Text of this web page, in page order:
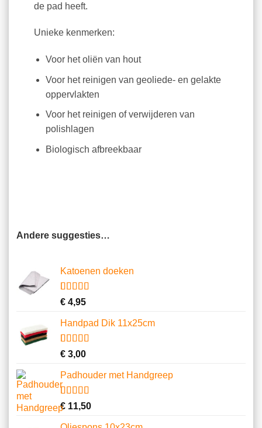
de pad heeft.
Unieke kenmerken:
Voor het oliën van hout
Voor het reinigen van geoliede- en gelakte
oppervlakten
Voor het reinigen of verwijderen van
polishlagen
Biologisch afbreekbaar
Andere suggesties…
Katoenen doeken
Gewaardeerd
4.62
gebaseerd
op
13
klantbeoordelingen
€4,95
Handpad Dik 11x25cm
Gewaardeerd
4.70
gebaseerd
op
10
klantbeoordelingen
€3,00
Padhouder met Handgreep
Gewaardeerd
4.67
op 5
gebaseerd
6
€11,50